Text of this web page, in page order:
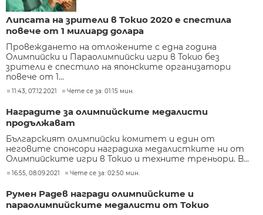
Липсата на зрители в Токио 2020 е спестила
повече от 1 милиард долара
Провеждането на отложените с една година
Олимпийски и Параолимпийски игри в Токио без
зрители е спестило на японските организатори
повече от 1...
11:43, 07.12.2021 Чете се за: 01:15 мин.
Наградите за олимпийските медалисти
продължават
Българският олимпийски комитет и един от
неговите спонсори наградиха медалистките ни от
Олимпийските игри в Токио и техните треньори. В...
16:55, 08.09.2021 Чете се за: 02:50 мин.
Румен Радев награди олимпийските и
параолимпийските медалисти от Токио